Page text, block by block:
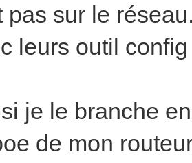
pas sur le
leurs outil
je le branche
de mon